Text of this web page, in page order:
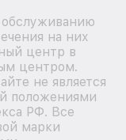
на них
центр в
центром.
не является
положениями
РФ. Все
марки